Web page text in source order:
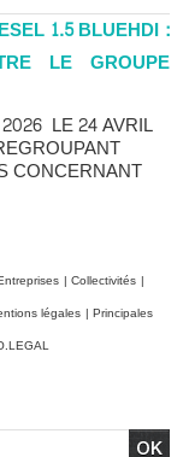
1.5 BLUEHDI :
LE GROUPE
LE 24 AVRIL
CONCERNANT
| Collectivités |
légales | Principales
se déplace